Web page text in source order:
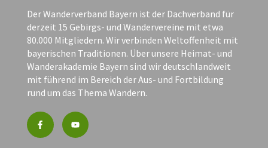
Der Wanderverband Bayern ist der Dachverband für
derzeit 15 Gebirgs- und Wandervereine mit etwa
80.000 Mitgliedern. Wir verbinden Weltoffenheit mit
bayerischen Traditionen. Über unsere Heimat- und
Wanderakademie Bayern sind wir deutschlandweit
mit führend im Bereich der Aus- und Fortbildung
rund um das Thema Wandern.